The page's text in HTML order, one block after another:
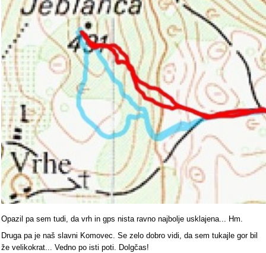
Opazil pa sem tudi, da vrh in gps nista ravno najbolje usklajena... Hm.
Druga pa je naš slavni Komovec. Se zelo dobro vidi, da sem tukajle gor bil
že velikokrat... Vedno po isti poti. Dolgčas!